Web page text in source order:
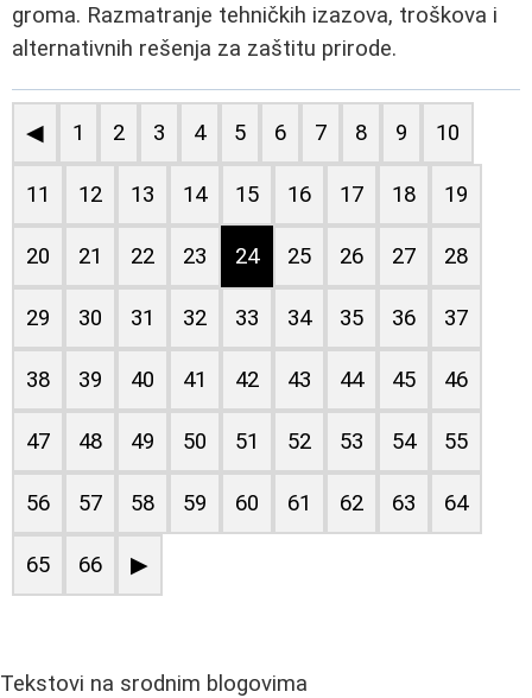
groma. Razmatranje tehničkih izazova, troškova i
alternativnih rešenja za zaštitu prirode.
◀ 1 2 3 4 5 6 7 8 9 10
11 12 13 14 15 16 17 18 19
20 21 22 23 24 25 26 27 28
29 30 31 32 33 34 35 36 37
38 39 40 41 42 43 44 45 46
47 48 49 50 51 52 53 54 55
56 57 58 59 60 61 62 63 64
65 66 ▶
Tekstovi na srodnim blogovima